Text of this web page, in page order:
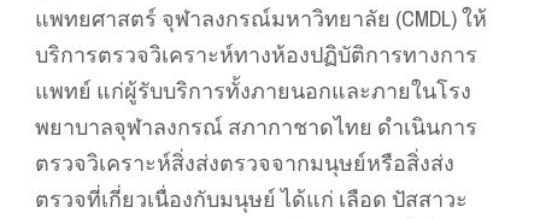
แพทยศาสตร์ จุฬาลงกรณ์มหาวิทยาลัย (CMDL) ให้
บริการตรวจวิเคราะห์ทางห้องปฏิบัติการทางการ
แพทย์ แก่ผู้รับบริการทั้งภายนอกและภายในโรง
พยาบาลจุฬาลงกรณ์ สภากาชาดไทย ดำเนินการ
ตรวจวิเคราะห์สิ่งส่งตรวจจากมนุษย์หรือสิ่งส่ง
ตรวจที่เกี่ยวเนื่องกับมนุษย์ ได้แก่ เลือด ปัสสาวะ